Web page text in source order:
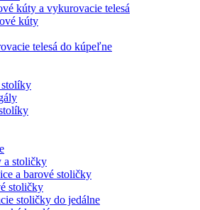
kúty a vykurovacie telesá
kúty
telesá do kúpeľne
a stoličky
a barové stoličky
stoličky
stoličky do jedálne